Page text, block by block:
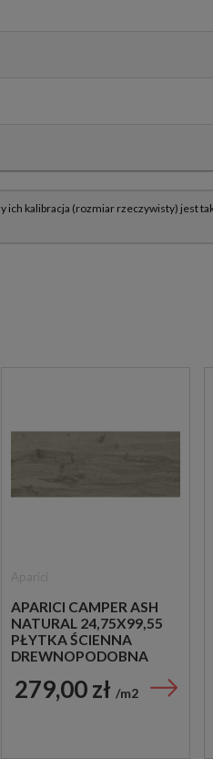
APARICI CAMPER ASH
NATURAL 24,75X99,55
PŁYTKA ŚCIENNA
DREWNOPODOBNA
279,00 zł m2